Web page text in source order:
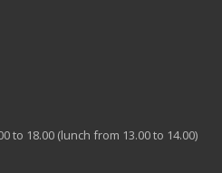
to 18.00 (lunch from 13.00 to 14.00)